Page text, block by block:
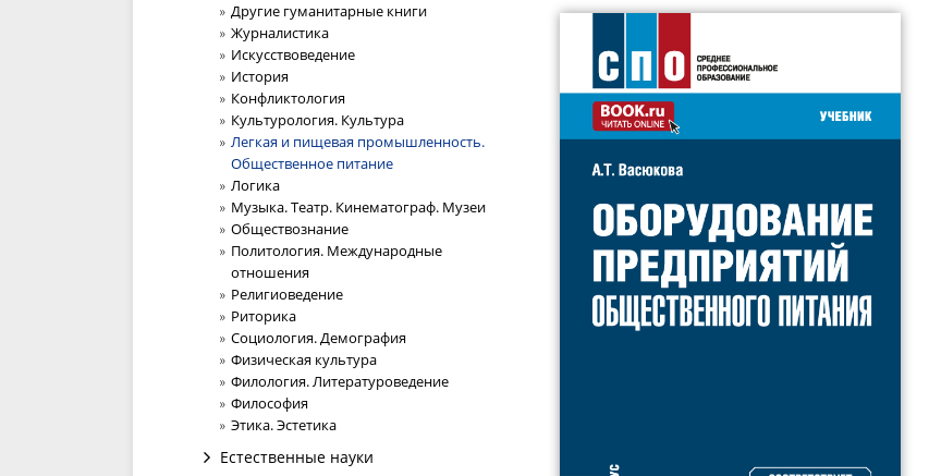
Другие гуманитарные книги
Журналистика
Искусствоведение
История
Конфликтология
Культурология. Культура
Легкая и пищевая промышленность.
Общественное питание
Логика
Музыка. Театр. Кинематограф. Музеи
Обществознание
Политология. Международные
отношения
Религиоведение
Риторика
Социология. Демография
Физическая культура
Филология. Литературоведение
Философия
Этика. Эстетика
Естественные науки